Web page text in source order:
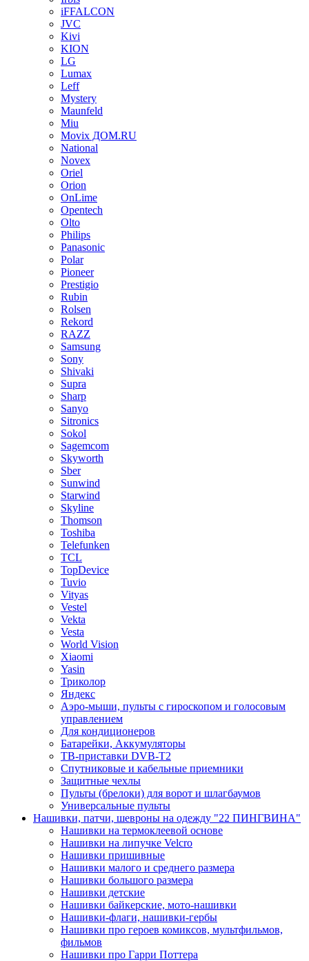
iFFALCON
JVC
Kivi
KION
LG
Lumax
Leff
Mystery
Maunfeld
Miu
Movix ДОМ.RU
National
Novex
Oriel
Orion
OnLime
Opentech
Olto
Philips
Panasonic
Polar
Pioneer
Prestigio
Rubin
Rolsen
Rekord
RAZZ
Samsung
Sony
Shivaki
Supra
Sharp
Sanyo
Sitronics
Sokol
Sagemcom
Skyworth
Sber
Sunwind
Starwind
Skyline
Thomson
Toshiba
Telefunken
TCL
TopDevice
Tuvio
Vityas
Vestel
Vekta
Vesta
World Vision
Xiaomi
Yasin
Триколор
Яндекс
Аэро-мыши, пульты с гироскопом и голосовым
управлением
Для кондиционеров
Батарейки, Аккумуляторы
ТВ-приставки DVB-T2
Спутниковые и кабельные приемники
Защитные чехлы
Пульты (брелоки) для ворот и шлагбаумов
Универсальные пульты
Нашивки, патчи, шевроны на одежду "22 ПИНГВИНА"
Нашивки на термоклеевой основе
Нашивки на липучке Velcro
Нашивки пришивные
Нашивки малого и среднего размера
Нашивки большого размера
Нашивки детские
Нашивки байкерские, мото-нашивки
Нашивки-флаги, нашивки-гербы
Нашивки про героев комиксов, мультфильмов,
фильмов
Нашивки про Гарри Поттера